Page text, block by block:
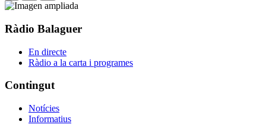
Ràdio Balaguer
En directe
Ràdio a la carta i programes
Contingut
Notícies
Informatius